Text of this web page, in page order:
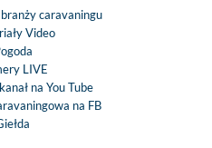
caravaningu
Video
LIVE
na You Tube
na FB